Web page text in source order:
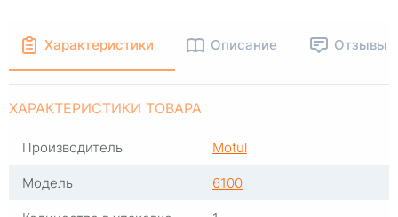
Характеристики Описание Отзывы
ХАРАКТЕРИСТИКИ ТОВАРА
Производитель
Motul
Модель
6100